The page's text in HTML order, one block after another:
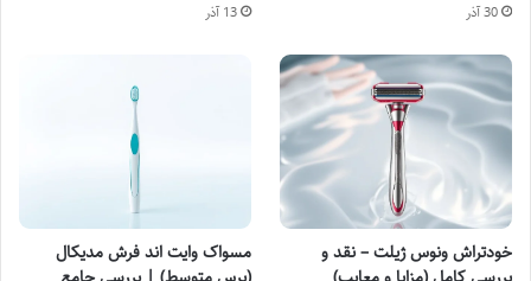
30 آذر 13 آذر
خودتراش ونوس ژیلت – نقد و
مسواک وایت اند فرش مدیکال